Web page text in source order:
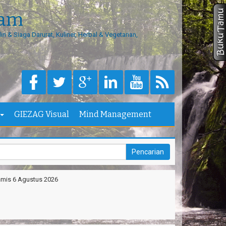
& Siaga Darurat, Kuliner, Herbal & Vegetarian,
GIEZAG Visual Mind Management
6 Agustus 2026